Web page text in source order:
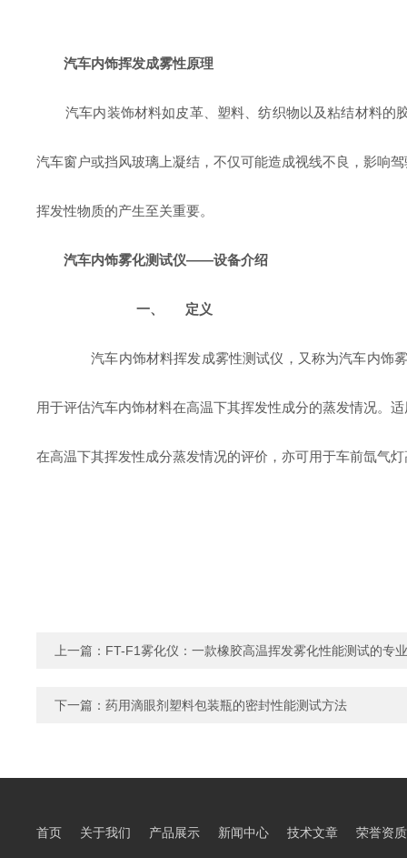
汽车内饰挥发成雾性原理
汽车内装饰材料如皮革、塑料、纺织物以及粘结材料的
汽车窗户或挡风玻璃上凝结，不仅可能造成视线不良，影响
挥发性物质的产生至关重要。
汽车内饰雾化测试仪——设备介绍
一、 定义
汽车内饰材料挥发成雾性测试仪，又称为汽车内饰
用于评估汽车内饰材料在高温下其挥发性成分的蒸发情况。
在高温下其挥发性成分蒸发情况的评价，亦可用于车前氙气
上一篇： FT-F1雾化仪：一款橡胶高温挥发雾化性能测试的专
下一篇： 药用滴眼剂塑料包装瓶的密封性能测试方法
首页 关于我们 产品展示 新闻中心 技术文章 荣誉资质